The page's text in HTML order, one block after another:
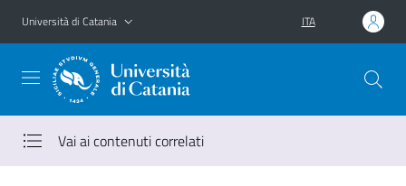
Vai al contenuto principale
Vai al menu di navigazione
Università di Catania ITA
Vai ai contenuti correlati